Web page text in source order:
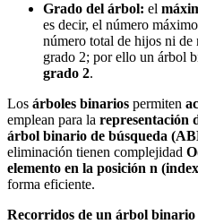
Grado del árbol: el
es decir, el número
número total de hijos ni de
grado 2; por ello un árbol
grado 2.
Los árboles binarios permiten
emplean para la representación
árbol binario de búsqueda
eliminación tienen complejidad
elemento en la posición n
forma eficiente.
Recorridos de un árbol binario